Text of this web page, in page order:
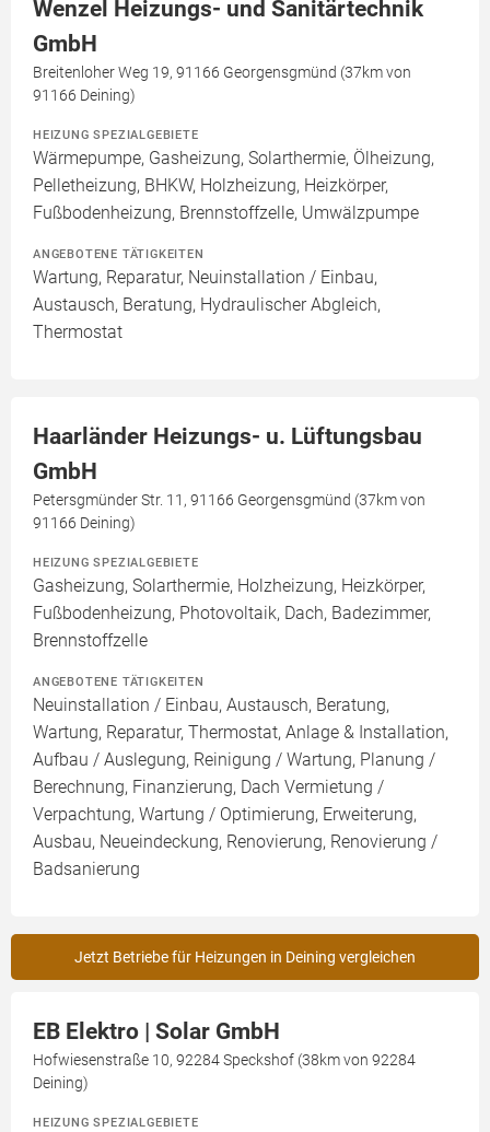
Wenzel Heizungs- und Sanitärtechnik
GmbH
Breitenloher Weg 19, 91166 Georgensgmünd (37km von
91166 Deining)
HEIZUNG SPEZIALGEBIETE
Wärmepumpe, Gasheizung, Solarthermie, Ölheizung,
Pelletheizung, BHKW, Holzheizung, Heizkörper,
Fußbodenheizung, Brennstoffzelle, Umwälzpumpe
ANGEBOTENE TÄTIGKEITEN
Wartung, Reparatur, Neuinstallation / Einbau,
Austausch, Beratung, Hydraulischer Abgleich,
Thermostat
Haarländer Heizungs- u. Lüftungsbau
GmbH
Petersgmünder Str. 11, 91166 Georgensgmünd (37km von
91166 Deining)
HEIZUNG SPEZIALGEBIETE
Gasheizung, Solarthermie, Holzheizung, Heizkörper,
Fußbodenheizung, Photovoltaik, Dach, Badezimmer,
Brennstoffzelle
ANGEBOTENE TÄTIGKEITEN
Neuinstallation / Einbau, Austausch, Beratung,
Wartung, Reparatur, Thermostat, Anlage & Installation,
Aufbau / Auslegung, Reinigung / Wartung, Planung /
Berechnung, Finanzierung, Dach Vermietung /
Verpachtung, Wartung / Optimierung, Erweiterung,
Ausbau, Neueindeckung, Renovierung, Renovierung /
Badsanierung
Jetzt Betriebe für Heizungen in Deining vergleichen
EB Elektro | Solar GmbH
Hofwiesenstraße 10, 92284 Speckshof (38km von 92284
Deining)
HEIZUNG SPEZIALGEBIETE